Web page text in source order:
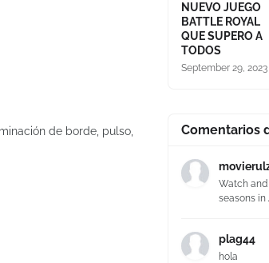
de borde, pulso,
NUEVO JUEGO
BATTLE ROYAL
QUE SUPERO A
TODOS
September 29, 2023
Comentarios
Watch
seasons in
plag44
hola